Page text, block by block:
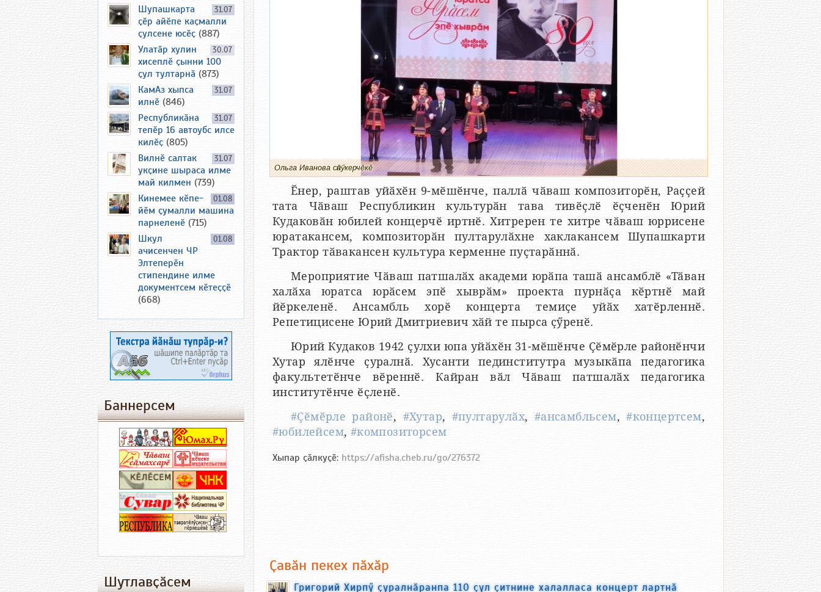
Ольга Иванова сӑнӳкерчӗкӗ
Ӗнер, раштав уйӑхӗн 9-мӗшӗнче, паллӑ чӑваш композиторӗн, Раҫҫей
тата Чӑваш Республикин культурӑн тава тивӗҫлӗ ӗҫченӗн Юрий
Кудаковӑн юбилей концерчӗ иртнӗ. Хитререн те хитре чӑваш юррисене
юратакансем, композиторӑн пултарулӑхне хаклакансем Шупашкарти
Трактор тӑвакансен культура керменне пуҫтарӑннӑ.
Мероприятие Чӑваш патшалӑх академи юрӑпа ташӑ ансамблӗ «Тӑван
халӑха юратса юрӑсем эпӗ хыврӑм» проекта пурнӑҫа кӗртнӗ май
йӗркеленӗ. Ансамбль хорӗ концерта темиҫе уйӑх хатӗрленнӗ.
Репетицисене Юрий Дмитриевич хӑй те пырса ҫӳренӗ.
Юрий Кудаков 1942 ҫулхи юпа уйӑхӗн 31-мӗшӗнче Ҫӗмӗрле районӗнчи
Хутар ялӗнче ҫуралнӑ. Хусанти пединститутра музыкӑпа педагогика
факультетӗнче вӗреннӗ. Кайран вӑл Чӑваш патшалӑх педагогика
институтӗнче ӗҫленӗ.
#Ҫӗмӗрле районӗ, #Хутар, #пултарулӑх, #ансамбльсем,#концертсем,
#юбилейсем, #композиторсем
Хыпар ҫӑлкуҫӗ: https://afisha.cheb.ru/go/276372
Ҫавӑн пекех пӑхӑр
Григорий Хирпӳ ҫуралнӑранпа 110 ҫул ҫитнине халалласа концерт лартнӑ
31.07
Шупашкарта
ҫӗр айӗпе каҫмалли
ҫулсене юсӗҫ (887)
30.07
Улатӑр хулин
хисеплӗ ҫынни 100
ҫул тултарнӑ (873)
31.07
КамАз хыпса
илнӗ (846)
31.07
Республикӑна
тепӗр 16 автоубс илсе
килӗҫ (805)
31.07
Вилнӗ салтак
укҫине шыраса илме
май килмен (739)
01.08
Кинемее кӗпе-
йӗм ҫумалли машина
парнеленӗ (715)
01.08
Шкул
ачисенчен ЧР
Элтеперӗн
стипендине илме
документсем кӗтеҫҫӗ
(668)
Баннерсем
Шутлавҫӑсем